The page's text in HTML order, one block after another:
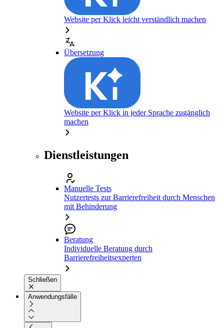
Website per Klick leicht verständlich machen
Übersetzung
Website per Klick in jeder Sprache zugänglich
machen
Dienstleistungen
Manuelle Tests
Nutzertests zur Barrierefreiheit durch Menschen
mit Behinderung
Beratung
Individuelle Beratung durch
Barrierefreiheitsexperten
Schließen
Anwendungsfälle